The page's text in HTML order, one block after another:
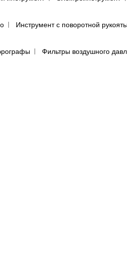
Инструмент с поворотной
Фильтры воздушного